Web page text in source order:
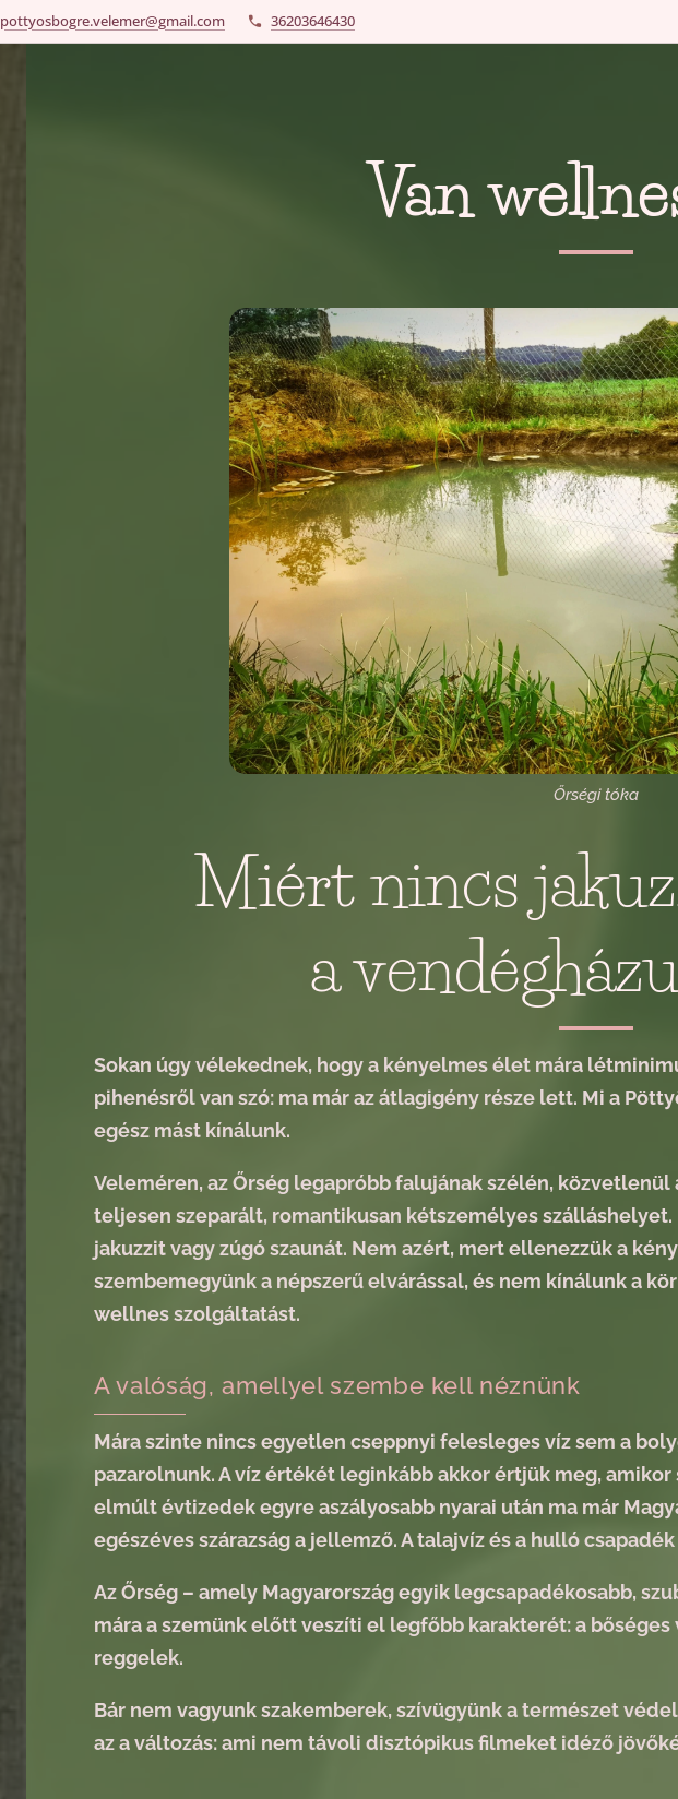
pottyosbogre.velemer@gmail.com 36203646430
Van
Őrségi tóka
Miért nincs
a
Sokan úgy vélekednek, hogy a kényelmes élet mára
pihenésről van szó: ma már az átlagigény része lett. Mi a
egész mást kínálunk.
Veleméren, az Őrség legapróbb falujának szélén,
teljesen szeparált, romantikusan kétszemélyes
jakuzzit vagy zúgó szaunát. Nem azért, mert ellenezzük a
szembemegyünk a népszerű elvárással, és nem kínálunk a
wellnes szolgáltatást.
A valóság, amellyel szembe kell néznünk
Mára szinte nincs egyetlen cseppnyi felesleges víz sem a
pazarolnunk. A víz értékét leginkább akkor értjük meg, amikor
elmúlt évtizedek egyre aszályosabb nyarai után ma már
egészéves szárazság a jellemző. A talajvíz és a hulló
Az Őrség – amely Magyarország egyik legcsapadékosabb,
mára a szemünk előtt veszíti el legfőbb karakterét: a bőséges
reggelek.
Bár nem vagyunk szakemberek, szívügyünk a természet
az a változás: ami nem távoli disztópikus filmeket idéző